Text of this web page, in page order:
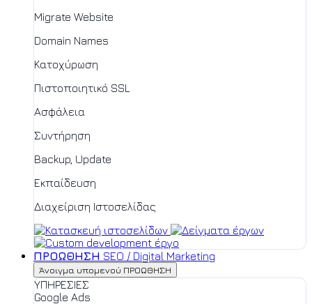
Migrate Website
Domain Names
Κατοχύρωση
Πιστοποιητικό SSL
Ασφάλεια
Συντήρηση
Backup, Update
Εκπαίδευση
Διαχείριση Ιστοσελίδας
ΠΡΟΩΘΗΣΗ SEO / Digital Marketing
Άνοιγμα υπομενού ΠΡΟΩΘΗΣΗ
ΥΠΗΡΕΣΙΕΣ
Google Ads